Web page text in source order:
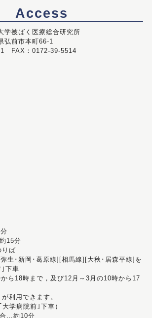
Access
学被ばく医療総合研究所
前市本町66-1
FAX：0172-39-5514
15分
りば
生･新岡･葛原線][相馬線][大秋･居森平線]を
下車
ら18時まで，及び12月～3月の10時から17
利用できます。
学病院前｣下車）
…約10分